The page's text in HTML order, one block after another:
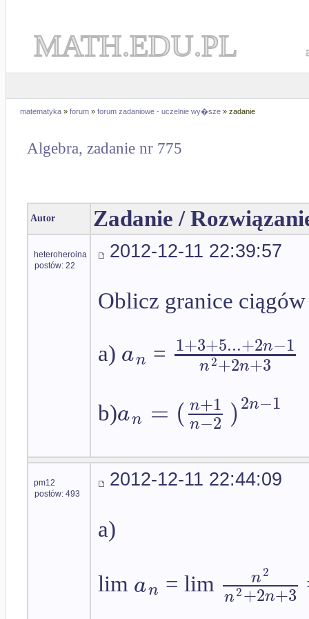
MATH.EDU.PL
matematyka » forum » forum zadaniowe - uczelnie wy�sze » zadanie
Algebra, zadanie nr 775
Autor Zadanie /
heteroheroina
postów: 22
2012-12-11 22:39:57
Oblicz granice
a) an = 1+3+5...+2n−1
n2+2n+3
b)an = ( n+1
n−2 )2n−1
pm12
postów: 493
2012-12-11 22:44:09
a)
lim an = lim n2
n2+2n+3